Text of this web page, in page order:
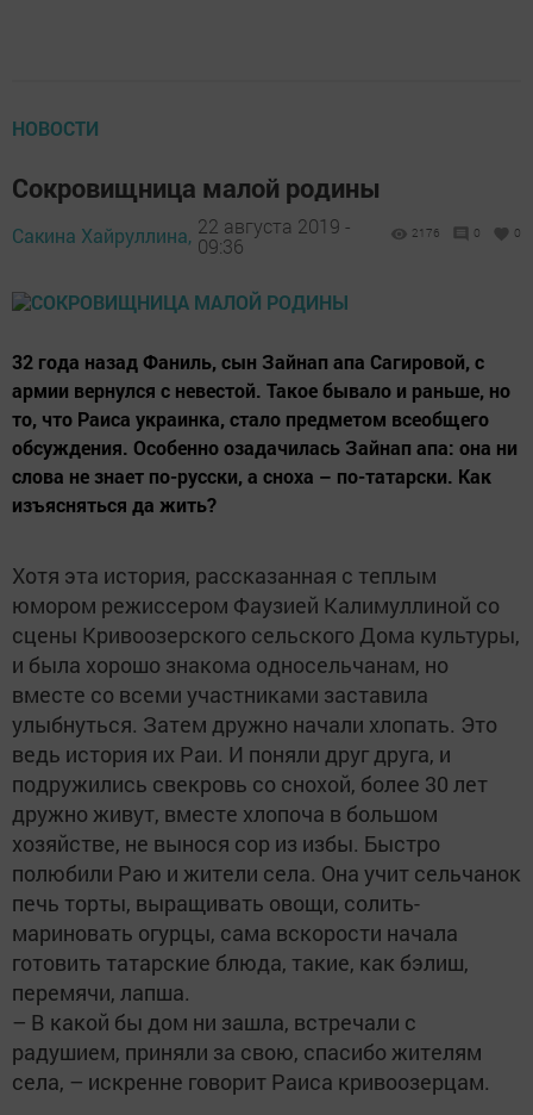
НОВОСТИ
Сокровищница малой родины
Сакина Хайруллина, 22 августа 2019 -
09:36
2176 0 0
32 года назад Фаниль, сын Зайнап апа Сагировой, с
армии вернулся с невестой. Такое бывало и раньше, но
то, что Раиса украинка, стало предметом всеобщего
обсуждения. Особенно озадачилась Зайнап апа: она ни
слова не знает по-русски, а сноха – по-татарски. Как
изъясняться да жить?
Хотя эта история, рассказанная с теплым
юмором режиссером Фаузией Калимуллиной со
сцены Кривоозерского сельского Дома культуры,
и была хорошо знакома односельчанам, но
вместе со всеми участниками заставила
улыбнуться. Затем дружно начали хлопать. Это
ведь история их Раи. И поняли друг друга, и
подружились свекровь со снохой, более 30 лет
дружно живут, вместе хлопоча в большом
хозяйстве, не вынося сор из избы. Быстро
полюбили Раю и жители села. Она учит сельчанок
печь торты, выращивать овощи, солить-
мариновать огурцы, сама вскорости начала
готовить татарские блюда, такие, как бэлиш,
перемячи, лапша.
– В какой бы дом ни зашла, встречали с
радушием, приняли за свою, спасибо жителям
села, – искренне говорит Раиса кривоозерцам.